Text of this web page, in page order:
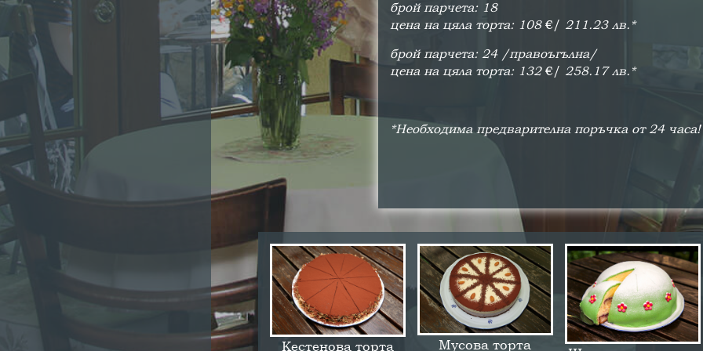
брой парчета: 18
цена на цяла торта: 108 €/ 211.23 лв.*
брой парчета: 24 /правоъгълна/
цена на цяла торта: 132 €/ 258.17 лв.*
*Необходима предварителна поръчка от 24 часа!
Кестенова торта Мусова торта